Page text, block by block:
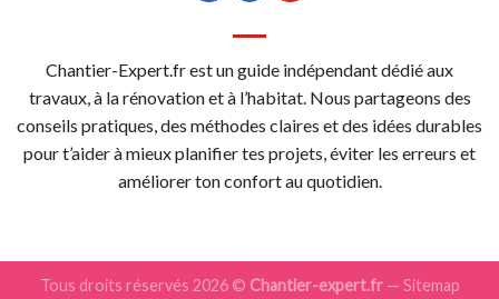
Chantier-Expert.fr est un guide indépendant dédié aux
travaux, à la rénovation et à l’habitat. Nous partageons des
conseils pratiques, des méthodes claires et des idées durables
pour t’aider à mieux planifier tes projets, éviter les erreurs et
améliorer ton confort au quotidien.
Tous droits réservés 2026 © Chantier-expert.fr— Sitemap